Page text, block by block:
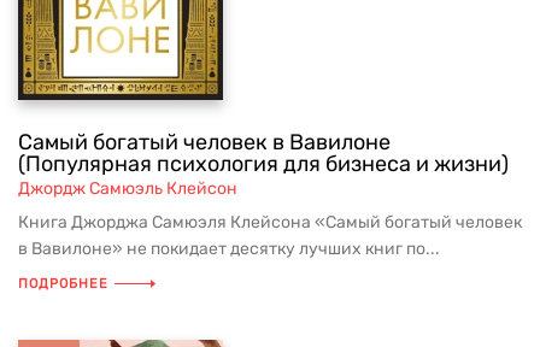
Самый богатый человек в Вавилоне
(Популярная психология для бизнеса и жизни)
Джордж Самюэль Клейсон
Книга Джорджа Самюэля Клейсона «Самый богатый человек
в Вавилоне» не покидает десятку лучших книг по...
ПОДРОБНЕЕ